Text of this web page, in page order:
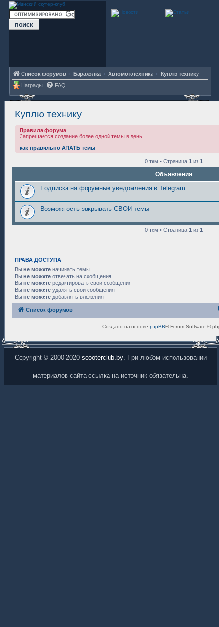
Список форумов Барахолка Автомототехника
Куплю технику
Награды
FAQ
Куплю технику
Правила форума
Запрещается создание более одной темы в день.
как правильно АПАТЬ темы
0 тем • Страница 1 из 1
Объявления
Подписка на форумные уведомления в Telegram
Возможность закрывать СВОИ темы
0 тем • Страница 1 из 1
ПРАВА ДОСТУПА
Вы не можете начинать темы
Вы не можете отвечать на сообщения
Вы не можете редактировать свои сообщения
Вы не можете удалять свои сообщения
Вы не можете добавлять вложения
Список форумов
Создано на основе phpBB® Forum Software ©
Copyright © 2000-2020 scooterclub.by. При любом использовании
материалов сайта ссылка на источник обязательна.